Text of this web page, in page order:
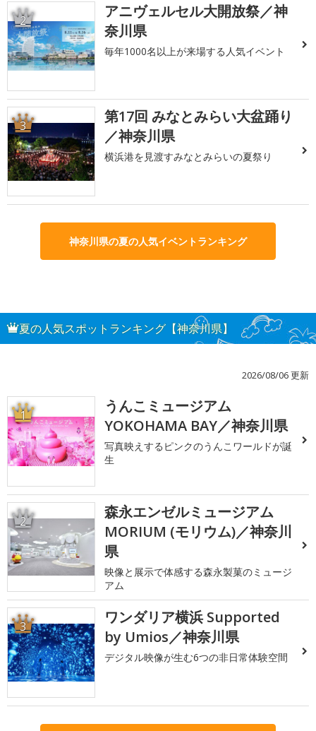
2
アニヴェルセル大開放祭／神
奈川県
毎年1000名以上が来場する人気イベント
3
第17回 みなとみらい大盆踊り
／神奈川県
横浜港を見渡すみなとみらいの夏祭り
神奈川県の夏の人気イベントランキング
夏の人気スポットランキング【神奈川県】
2026/08/06 更新
1
うんこミュージアム
YOKOHAMA BAY／神奈川県
写真映えするピンクのうんこワールドが誕
生
2
森永エンゼルミュージアム
MORIUM (モリウム)／神奈川
県
映像と展示で体感する森永製菓のミュージ
アム
3
ワンダリア横浜 Supported
by Umios／神奈川県
デジタル映像が生む6つの非日常体験空間